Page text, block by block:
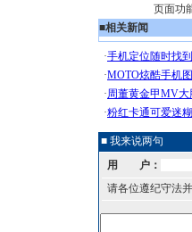
页面功
■相关新闻
■ 我来说两句
用 户：
请各位遵纪守法